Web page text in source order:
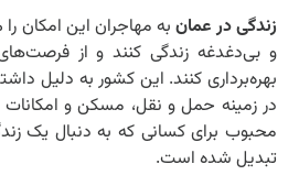
زندگی در عمان به مهاجران این امکان
و بی‌دغدغه زندگی کنند و از
بهره‌برداری کنند. این کشور به دلیل
در زمینه حمل و نقل، مسکن و
محبوب برای کسانی که به دنبال یک
تبدیل شده است.